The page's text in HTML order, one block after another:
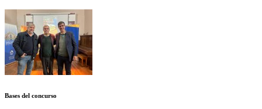
Bases del concurso